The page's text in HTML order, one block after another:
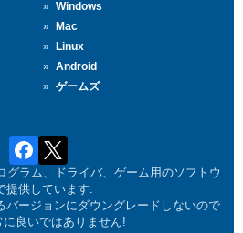
Windows
Mac
Linux
Android
ゲームズ
グラム、ドライバ、ゲーム用のソフトウ
提供しています.
バージョンにダウングレードしないので
良いではありません!